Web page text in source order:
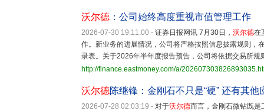
沃尔德 ：公司始终高度重视市值管理工作
2026-07-30 19:11:00 - 证券日报网讯 7月30日， 沃尔德在
作。新业务的进展情况，公司将严格按照信息披露规则，
录表。关于2026年半年度报告预告，公司将依据交易所规
http://finance.eastmoney.com/a/
沃尔德陈继锋：金刚石不只是“硬” 还有其他
2026-07-28 02:03:19 - 对于沃尔德而言，金刚石微钻既